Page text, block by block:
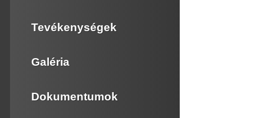
Tevékenységek
Galéria
Dokumentumok